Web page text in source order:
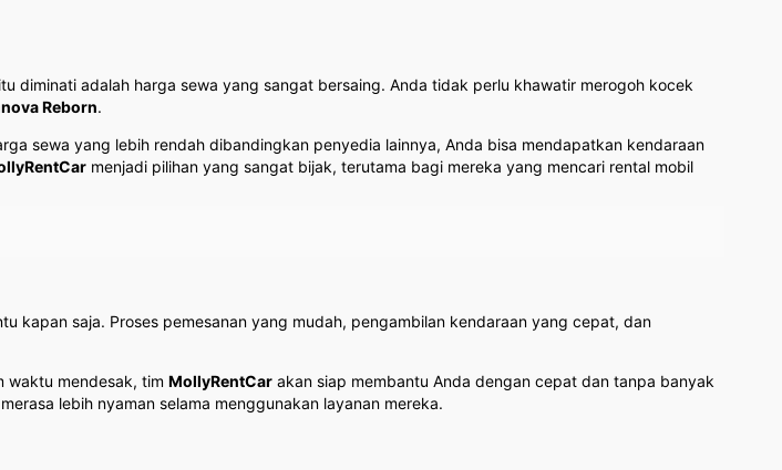
diminati adalah harga sewa yang sangat bersaing. Anda tidak perlu khawatir merogoh kocek
Reborn.
sewa yang lebih rendah dibandingkan penyedia lainnya, Anda bisa mendapatkan kendaraan
menjadi pilihan yang sangat bijak, terutama bagi mereka yang mencari rental mobil
kapan saja. Proses pemesanan yang mudah, pengambilan kendaraan yang cepat, dan
waktu mendesak, tim MollyRentCar akan siap membantu Anda dengan cepat dan tanpa banyak
lebih nyaman selama menggunakan layanan mereka.